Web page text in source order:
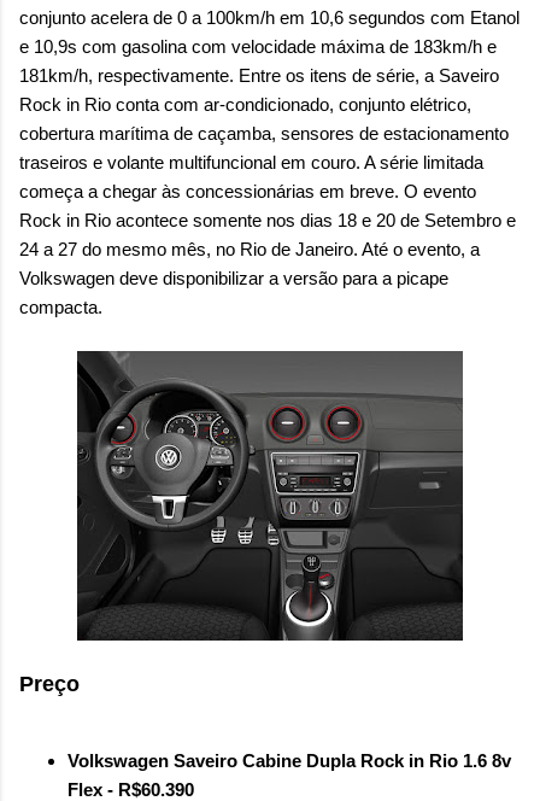
conjunto acelera de 0 a 100km/h em 10,6 segundos com Etanol
e 10,9s com gasolina com velocidade máxima de 183km/h e
181km/h, respectivamente. Entre os itens de série, a Saveiro
Rock in Rio conta com ar-condicionado, conjunto elétrico,
cobertura marítima de caçamba, sensores de estacionamento
traseiros e volante multifuncional em couro. A série limitada
começa a chegar às concessionárias em breve. O evento
Rock in Rio acontece somente nos dias 18 e 20 de Setembro e
24 a 27 do mesmo mês, no Rio de Janeiro. Até o evento, a
Volkswagen deve disponibilizar a versão para a picape
compacta.
Preço
Volkswagen Saveiro Cabine Dupla Rock in Rio 1.6 8v
Flex - R$60.390